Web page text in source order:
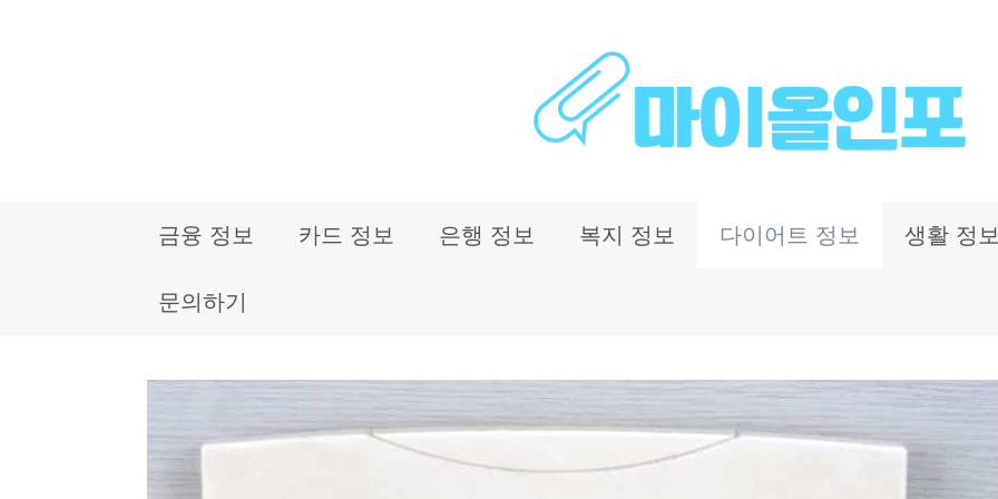
금융 정보 카드 정보 은행 정보 복지 정보 다이어트 정보 생활 정보
문의하기